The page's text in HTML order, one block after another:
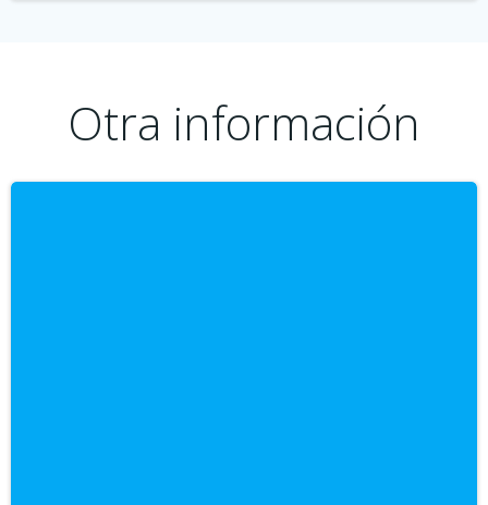
Otra información